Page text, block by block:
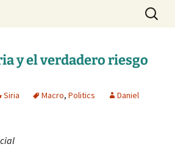
Buscar:
y el verdadero riesgo
Siria Macro, Politics
Daniel